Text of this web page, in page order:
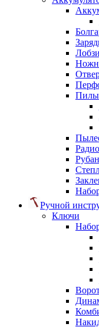
Пилы
Ручной
Ключи